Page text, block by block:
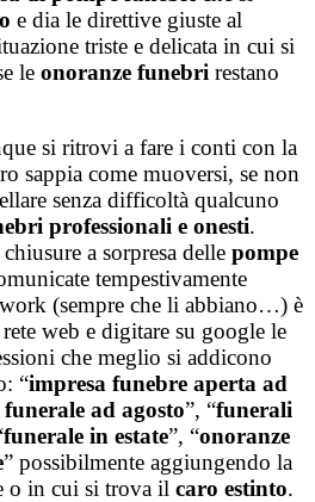
e dia le direttive giuste al
triste e delicata in cui si
le onoranze funebri restano
si ritrovi a fare i conti con la
sappia come muoversi, se non
senza difficoltà qualcuno
professionali e onesti.
a sorpresa delle pompe
tempestivamente
(sempre che li abbiano…) è
web e digitare su google le
che meglio si addicono
“impresa funebre aperta ad
ad agosto”, “funerali
funerale in estate”, “onoranze
” possibilmente aggiungendo la
o in cui si trova il caro estinto.